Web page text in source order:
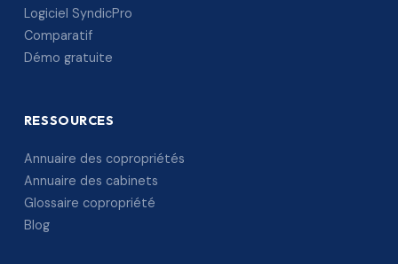
Logiciel SyndicPro
Comparatif
Démo gratuite
RESSOURCES
Annuaire des copropriétés
Annuaire des cabinets
Glossaire copropriété
Blog